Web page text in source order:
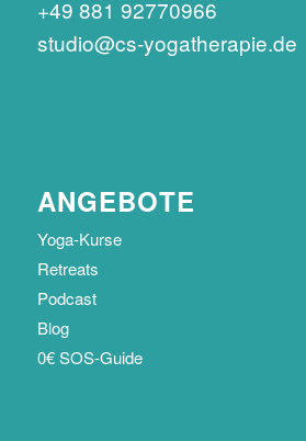
+49 881 92770966
studio@cs-yogatherapie.de
ANGEBOTE
Yoga-Kurse
Retreats
Podcast
Blog
0€ SOS-Guide